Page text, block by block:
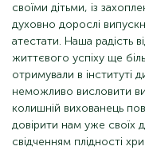
своїми дітьми, із
духовно дорослі
атестати. Наша радість
життєвого успіху ще
отримували в інституті
неможливо висловити
колишній вихованець
довірити нам уже своїх
свідченням плідності